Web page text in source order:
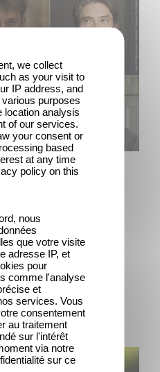
feature adaptation of
Benjamin Voisin,
feature adaptation of
starring Benjamin Voisin,
selezionato fuori
we collect
as your visit to
IP address, and
purposes
location analysis
of our services.
your consent or
based
at any time
policy on this
nous
que votre visite
adresse IP, et
pour
comme l'analyse
et
services. Vous
consentement
au traitement
sur l'intérêt
via notre
sur ce